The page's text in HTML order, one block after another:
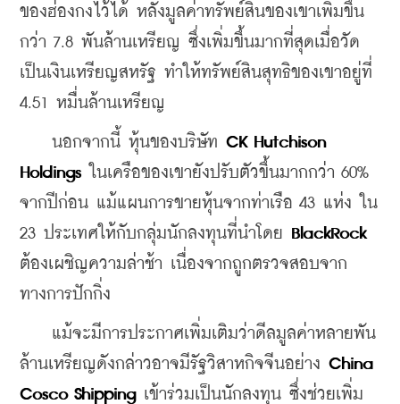
ของฮ่องกงไว้ได้ หลังมูลค่าทรัพย์สินของเขาเพิ่มขึ้น
กว่า 7.8 พันล้านเหรียญ ซึ่งเพิ่มขึ้นมากที่สุดเมื่อวัด
เป็นเงินเหรียญสหรัฐ ทำให้ทรัพย์สินสุทธิของเขาอยู่ที่
4.51 หมื่นล้านเหรียญ
นอกจากนี้ หุ้นของบริษัท CK Hutchison
Holdings ในเครือของเขายังปรับตัวขึ้นมากกว่า 60%
จากปีก่อน แม้แผนการขายหุ้นจากท่าเรือ 43 แห่ง ใน
23 ประเทศให้กับกลุ่มนักลงทุนที่นำโดย BlackRock
ต้องเผชิญความล่าช้า เนื่องจากถูกตรวจสอบจาก
ทางการปักกิ่ง
แม้จะมีการประกาศเพิ่มเติมว่าดีลมูลค่าหลายพัน
ล้านเหรียญดังกล่าวอาจมีรัฐวิสาหกิจจีนอย่าง China
Cosco Shipping เข้าร่วมเป็นนักลงทุน ซึ่งช่วยเพิ่ม